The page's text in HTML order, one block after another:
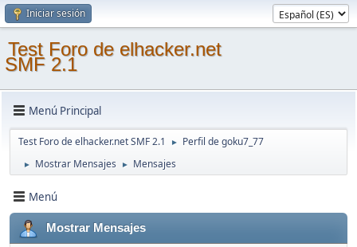
Iniciar sesión
Test Foro de elhacker.net
SMF 2.1
Menú Principal
Test Foro de elhacker.net SMF 2.1 ► Perfil de goku7_77
► Mostrar Mensajes ► Mensajes
Menú
Mostrar Mensajes